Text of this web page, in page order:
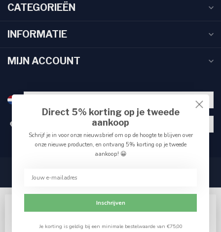
CATEGORIEËN
INFORMATIE
MIJN ACCOUNT
€
Wij slaan cookies op om onze website te verbeteren.
Direct 5% korting op je tweede
aankoop
Schrijf je in voor onze nieuwsbrief om op de hoogte te blijven over
onze nieuwe producten, en ontvang 5% korting op je tweede
aankoop! 😀
Inschrijven
Je korting is geldig bij een minimale bestelwaarde van €75,00